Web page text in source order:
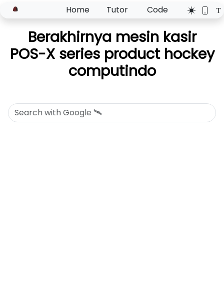
Home Tutor Code
Berakhirnya mesin kasir
POS-X series product hockey
computindo